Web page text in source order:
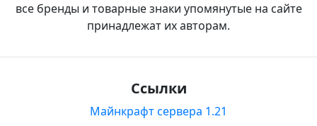
все бренды и товарные знаки упомянутые на сайте
принадлежат их авторам.
Ссылки
Майнкрафт сервера 1.21